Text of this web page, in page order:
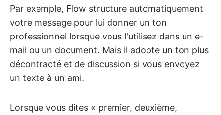
Par exemple, Flow structure automatiquement
votre message pour lui donner un ton
professionnel lorsque vous l'utilisez dans un e-
mail ou un document. Mais il adopte un ton plus
décontracté et de discussion si vous envoyez
un texte à un ami.
Lorsque vous dites « premier, deuxième,